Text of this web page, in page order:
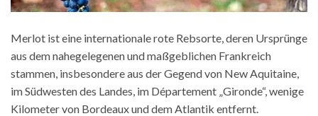
Merlot ist eine internationale rote Rebsorte, deren Ursprünge
aus dem nahegelegenen und maßgeblichen Frankreich
stammen, insbesondere aus der Gegend von New Aquitaine,
im Südwesten des Landes, im Département „Gironde“, wenige
Kilometer von Bordeaux und dem Atlantik entfernt.